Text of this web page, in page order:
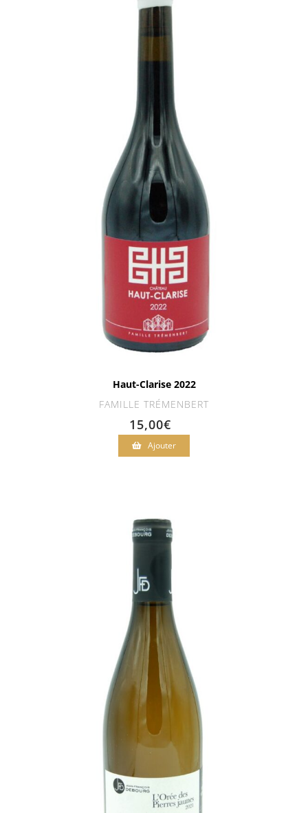
Haut-Clarise 2022
FAMILLE TRÉMENBERT
15,00€
Ajouter